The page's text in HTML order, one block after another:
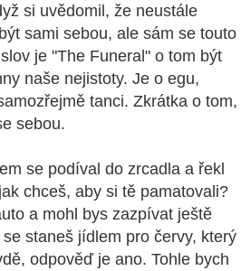
si uvědomil, že neustále
sami sebou, ale sám se touto
je "The Funeral" o tom být
naše nejistoty. Je o egu,
tanci. Zkrátka o tom,
sebou.
se podíval do zrcadla a řekl
chceš, aby si tě pamatovali?
a mohl bys zazpívat ještě
staneš jídlem pro červy, který
odpověď je ano. Tohle bych